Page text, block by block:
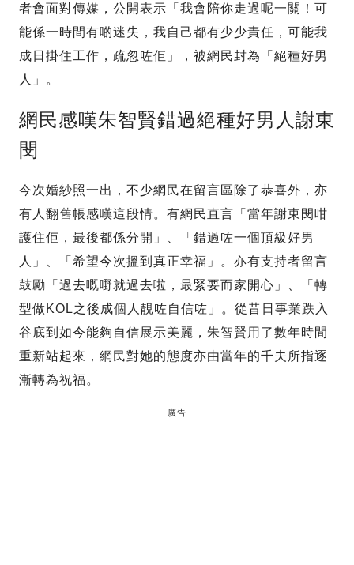
者會面對傳媒，公開表示「我會陪你走過呢一關！可
能係一時間有啲迷失，我自己都有少少責任，可能我
成日掛住工作，疏忽咗佢」，被網民封為「絕種好男
人」。
網民感嘆朱智賢錯過絕種好男人謝東
閔
今次婚紗照一出，不少網民在留言區除了恭喜外，亦
有人翻舊帳感嘆這段情。有網民直言「當年謝東閔咁
護住佢，最後都係分開」、「錯過咗一個頂級好男
人」、「希望今次搵到真正幸福」。亦有支持者留言
鼓勵「過去嘅嘢就過去啦，最緊要而家開心」、「轉
型做KOL之後成個人靚咗自信咗」。從昔日事業跌入
谷底到如今能夠自信展示美麗，朱智賢用了數年時間
重新站起來，網民對她的態度亦由當年的千夫所指逐
漸轉為祝福。
廣告